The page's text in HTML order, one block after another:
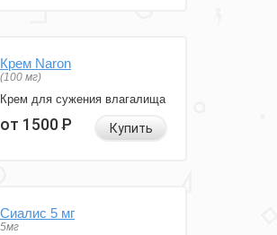
Крем Naron
(100 мг)
Крем для сужения влагалища
от 1500Р Купить
Сиалис 5 мг
5мг